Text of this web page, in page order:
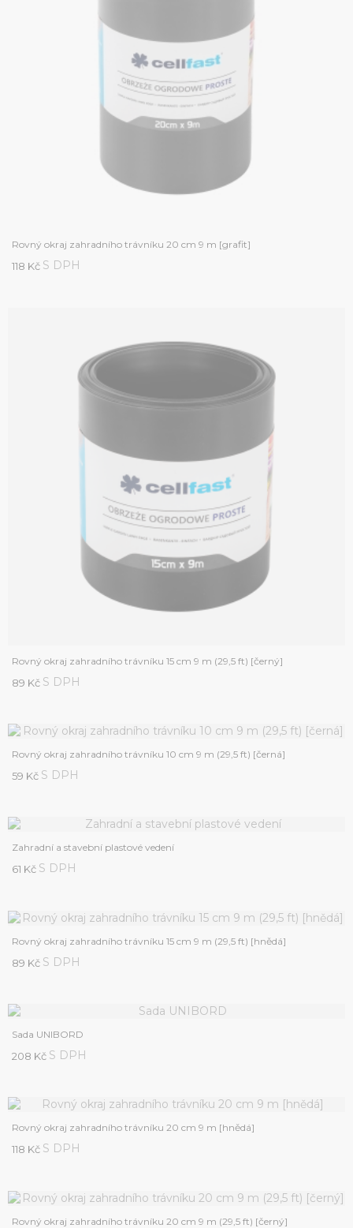
Rovný okraj zahradního trávníku 20 cm 9 m [grafit]
118 Kč S DPH
Rovný okraj zahradního trávníku 15 cm 9 m (29,5 ft) [černý]
89 Kč S DPH
Rovný okraj zahradního trávníku 10 cm 9 m (29,5 ft) [černá]
59 Kč S DPH
Zahradní a stavební plastové vedení
61 Kč S DPH
Rovný okraj zahradního trávníku 15 cm 9 m (29,5 ft) [hnědá]
89 Kč S DPH
Sada UNIBORD
208 Kč S DPH
Rovný okraj zahradního trávníku 20 cm 9 m [hnědá]
118 Kč S DPH
Rovný okraj zahradního trávníku 20 cm 9 m (29,5 ft) [černý]